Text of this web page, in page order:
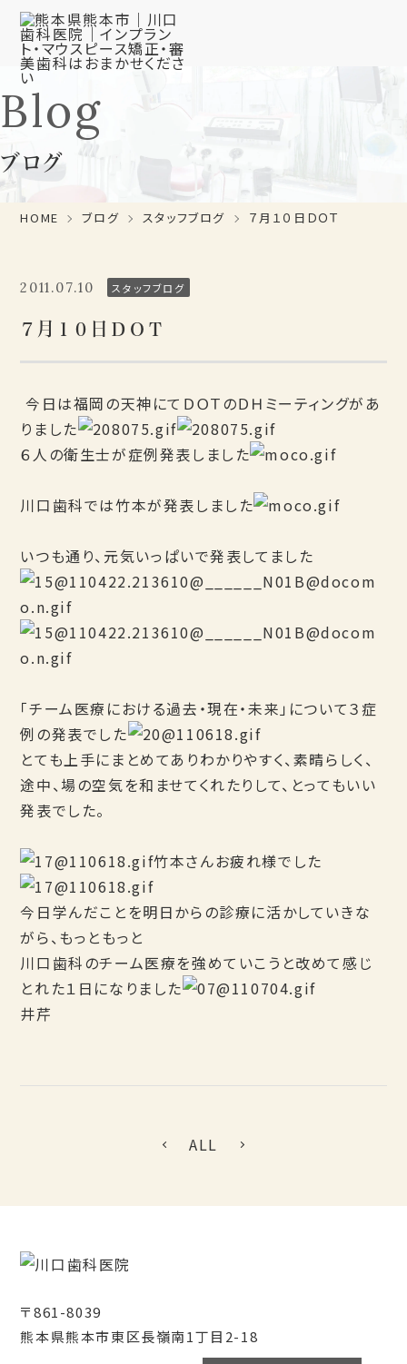
Blog
ブログ
HOME ブログ スタッフブログ ７月１０日ＤＯＴ
2011.07.10 スタッフブログ
７月１０日ＤＯＴ
今日は福岡の天神にてＤＯＴのＤＨミーティングがあ
りました
６人の衛生士が症例発表しました
川口歯科では竹本が発表しました
いつも通り、元気いっぱいで発表してました
「チーム医療における過去・現在・未来」について３症
例の発表でした
とても上手にまとめてありわかりやすく、素晴らしく、
途中、場の空気を和ませてくれたりして、とってもいい
発表でした。
竹本さんお疲れ様でした
今日学んだことを明日からの診療に活かしていきな
がら、もっともっと
川口歯科のチーム医療を強めていこうと改めて感じ
とれた１日になりました
井芹
ALL
〒861-8039
熊本県熊本市東区長嶺南1丁目2-18